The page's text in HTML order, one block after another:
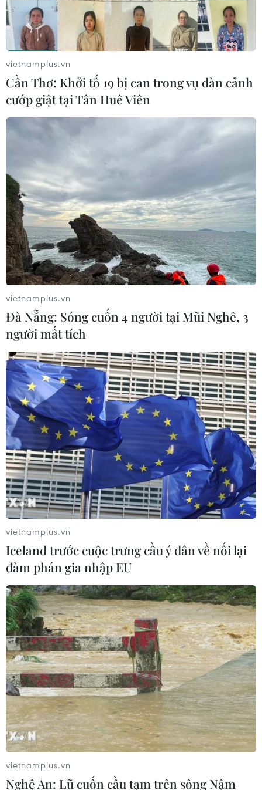
TIN CÙNG CHUYÊN MỤC
Mỹ có đang chuẩn bị một
chiến lược mới nhằm vào Iran?
07/08/2026 10:08
Mỹ can thiệp khẩn cấp, ngăn
Israel mở rộng đòn trừng phạt
vietnamplus.vn
Cần Thơ: Khởi tố 19 bị can trong vụ dàn cảnh
cướp giật tại Tân Huê Viên
vietnamplus.vn
Đà Nẵng: Sóng cuốn 4 người tại Mũi Nghê, 3
người mất tích
vietnamplus.vn
Iceland trước cuộc trưng cầu ý dân về nối lại
đàm phán gia nhập EU
vietnamplus.vn
Nghệ An: Lũ cuốn cầu tạm trên sông Nậm